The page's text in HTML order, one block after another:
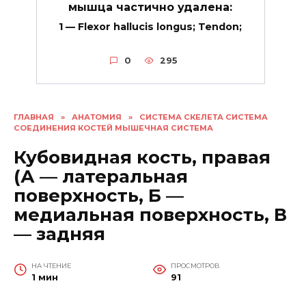
ГЛАВНАЯ » АНАТОМИЯ »
СИСТЕМА СКЕЛЕТА СИСТЕМА
СОЕДИНЕНИЯ КОСТЕЙ МЫШЕЧНАЯ СИСТЕМА
Кубовидная кость, правая
(А — латеральная
поверхность, Б —
медиальная поверхность, В
— задняя
НА ЧТЕНИЕ
1 мин
ПРОСМОТРОВ
91
мышца частично удалена:
1 — Flexor hallucis longus; Tendon;
0 295